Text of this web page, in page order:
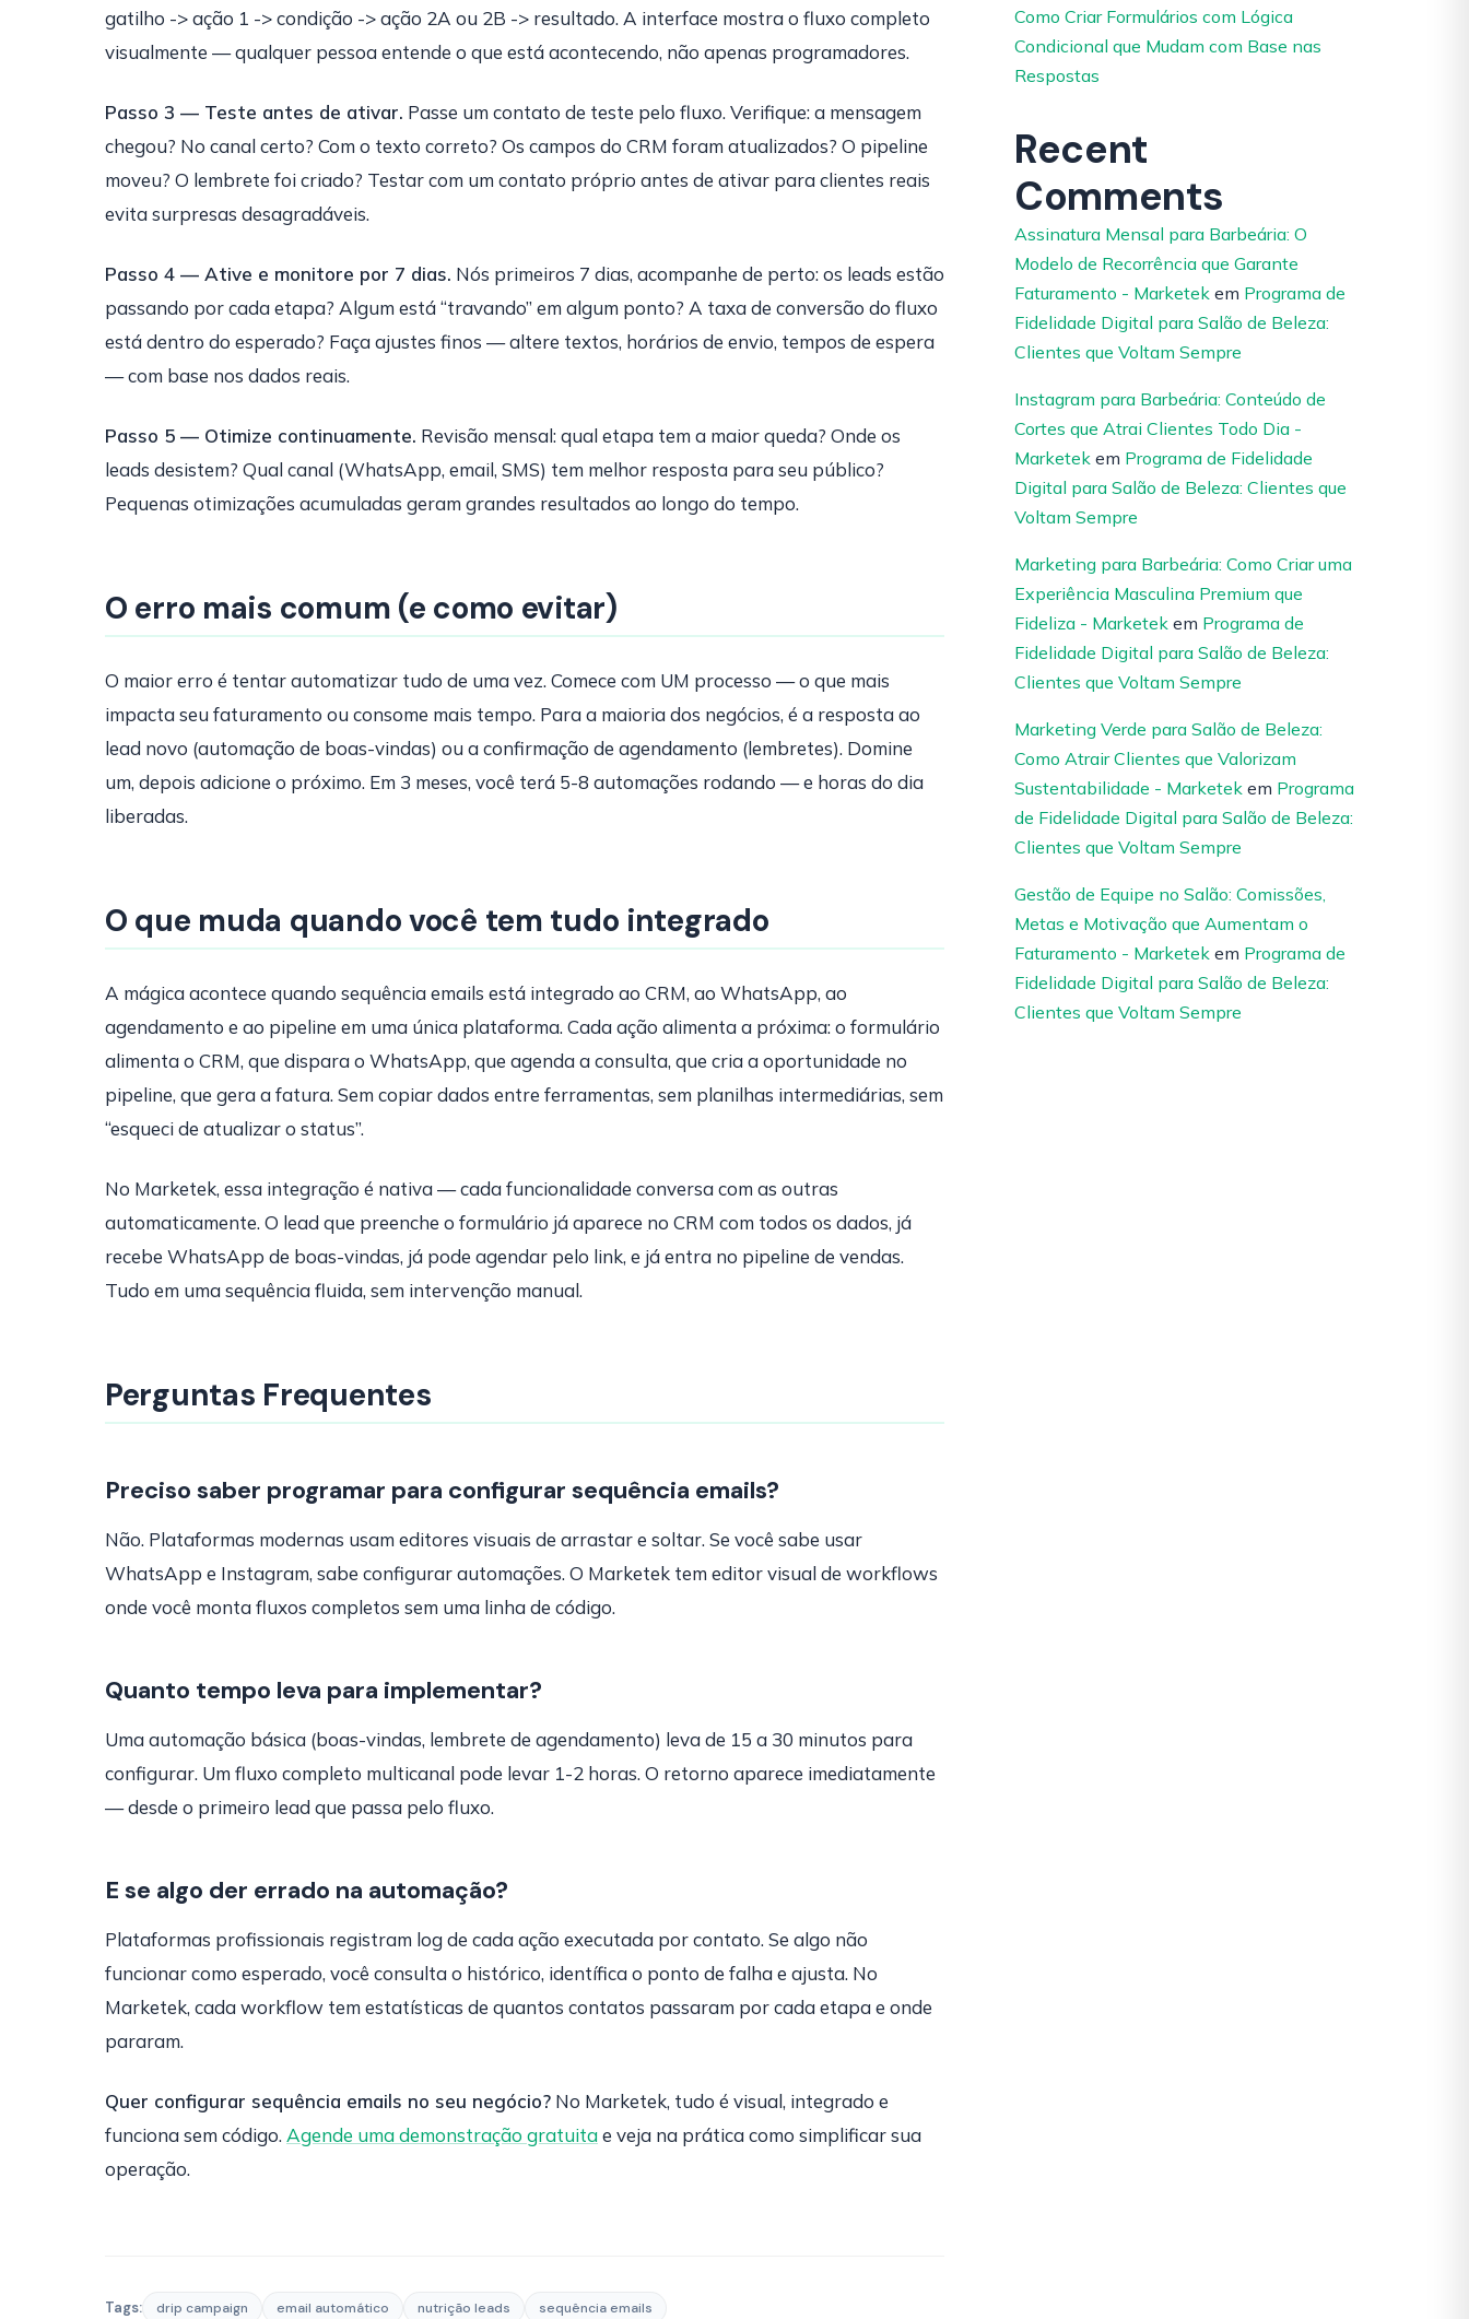
gatilho -> ação 1 -> condição -> ação 2A ou 2B -> resultado. A interface mostra o fluxo completo
visualmente — qualquer pessoa entende o que está acontecendo, não apenas programadores.
Passo 3 — Teste antes de ativar. Passe um contato de teste pelo fluxo. Verifique: a mensagem
chegou? No canal certo? Com o texto correto? Os campos do CRM foram atualizados? O pipeline
moveu? O lembrete foi criado? Testar com um contato próprio antes de ativar para clientes reais
evita surpresas desagradáveis.
Passo 4 — Ative e monitore por 7 dias. Nós primeiros 7 dias, acompanhe de perto: os leads estão
passando por cada etapa? Algum está “travando” em algum ponto? A taxa de conversão do fluxo
está dentro do esperado? Faça ajustes finos — altere textos, horários de envio, tempos de espera
— com base nos dados reais.
Passo 5 — Otimize continuamente. Revisão mensal: qual etapa tem a maior queda? Onde os
leads desistem? Qual canal (WhatsApp, email, SMS) tem melhor resposta para seu público?
Pequenas otimizações acumuladas geram grandes resultados ao longo do tempo.
O erro mais comum (e como evitar)
O maior erro é tentar automatizar tudo de uma vez. Comece com UM processo — o que mais
impacta seu faturamento ou consome mais tempo. Para a maioria dos negócios, é a resposta ao
lead novo (automação de boas-vindas) ou a confirmação de agendamento (lembretes). Domine
um, depois adicione o próximo. Em 3 meses, você terá 5-8 automações rodando — e horas do dia
liberadas.
O que muda quando você tem tudo integrado
A mágica acontece quando sequência emails está integrado ao CRM, ao WhatsApp, ao
agendamento e ao pipeline em uma única plataforma. Cada ação alimenta a próxima: o formulário
alimenta o CRM, que dispara o WhatsApp, que agenda a consulta, que cria a oportunidade no
pipeline, que gera a fatura. Sem copiar dados entre ferramentas, sem planilhas intermediárias, sem
“esqueci de atualizar o status”.
No Marketek, essa integração é nativa — cada funcionalidade conversa com as outras
automaticamente. O lead que preenche o formulário já aparece no CRM com todos os dados, já
recebe WhatsApp de boas-vindas, já pode agendar pelo link, e já entra no pipeline de vendas.
Tudo em uma sequência fluida, sem intervenção manual.
Perguntas Frequentes
Preciso saber programar para configurar sequência emails?
Não. Plataformas modernas usam editores visuais de arrastar e soltar. Se você sabe usar
WhatsApp e Instagram, sabe configurar automações. O Marketek tem editor visual de workflows
onde você monta fluxos completos sem uma linha de código.
Quanto tempo leva para implementar?
Uma automação básica (boas-vindas, lembrete de agendamento) leva de 15 a 30 minutos para
configurar. Um fluxo completo multicanal pode levar 1-2 horas. O retorno aparece imediatamente
— desde o primeiro lead que passa pelo fluxo.
E se algo der errado na automação?
Plataformas profissionais registram log de cada ação executada por contato. Se algo não
funcionar como esperado, você consulta o histórico, identífica o ponto de falha e ajusta. No
Marketek, cada workflow tem estatísticas de quantos contatos passaram por cada etapa e onde
pararam.
Quer configurar sequência emails no seu negócio? No Marketek, tudo é visual, integrado e
funciona sem código. Agende uma demonstração gratuitae veja na prática como simplificar sua
operação.
Tags: drip campaign email automático nutrição leads sequência emails
Como Criar Formulários com Lógica
Condicional que Mudam com Base nas
Respostas
Recent
Comments
Assinatura Mensal para Barbeária: O
Modelo de Recorrência que Garante
Faturamento - Marketek em Programa de
Fidelidade Digital para Salão de Beleza:
Clientes que Voltam Sempre
Instagram para Barbeária: Conteúdo de
Cortes que Atrai Clientes Todo Dia -
Marketek em Programa de Fidelidade
Digital para Salão de Beleza: Clientes que
Voltam Sempre
Marketing para Barbeária: Como Criar uma
Experiência Masculina Premium que
Fideliza - Marketek em Programa de
Fidelidade Digital para Salão de Beleza:
Clientes que Voltam Sempre
Marketing Verde para Salão de Beleza:
Como Atrair Clientes que Valorizam
Sustentabilidade - Marketek em Programa
de Fidelidade Digital para Salão de Beleza:
Clientes que Voltam Sempre
Gestão de Equipe no Salão: Comissões,
Metas e Motivação que Aumentam o
Faturamento - Marketek em Programa de
Fidelidade Digital para Salão de Beleza:
Clientes que Voltam Sempre